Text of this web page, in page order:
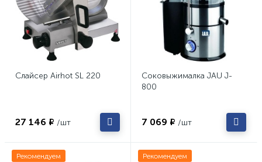
Слайсер Airhot SL 220
27 146 ₽ /шт
Соковыжималка JAU J-
800
7 069 ₽ /шт
Рекомендуем Рекомендуем